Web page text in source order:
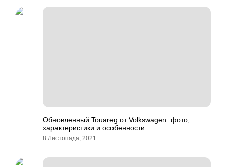
Обновленный Touareg от Volkswagen: фото,
характеристики и особенности
8 Листопада, 2021